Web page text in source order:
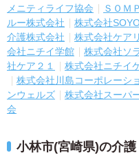
メニティライフ協会
ＳＯＭ
ルー株式会社
株式会社
介護株式会社
株式会社ケア
会社ニチイ学館
株式会社ソ
社ケア２１
株式会社ニチイ
株式会社川島コーポレーシ
ンウェルズ
株式会社スーパ
会
小林市(宮崎県)の介